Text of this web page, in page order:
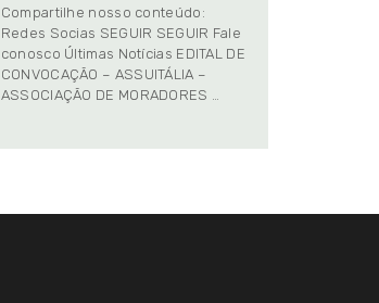
Compartilhe nosso conteúdo:
Redes Socias SEGUIR SEGUIR Fale
conosco Últimas Notícias EDITAL DE
CONVOCAÇÃO – ASSUITÁLIA –
ASSOCIAÇÃO DE MORADORES …